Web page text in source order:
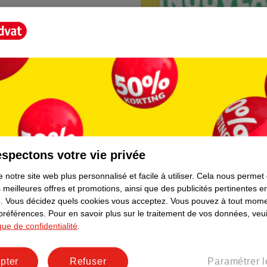
Plus besoin de rester
En magasin, vous
directement depuis votre
facile et prêt
votre vie privée
notre site web plus personnalisé et facile à utiliser. Cela nous permet
meilleures offres et promotions, ainsi que des publicités pertinentes
Vous décidez quels cookies vous acceptez. Vous pouvez à tout
Pour en savoir plus sur le traitement de vos données,
de confidentialité
Paramétrer
Refuser